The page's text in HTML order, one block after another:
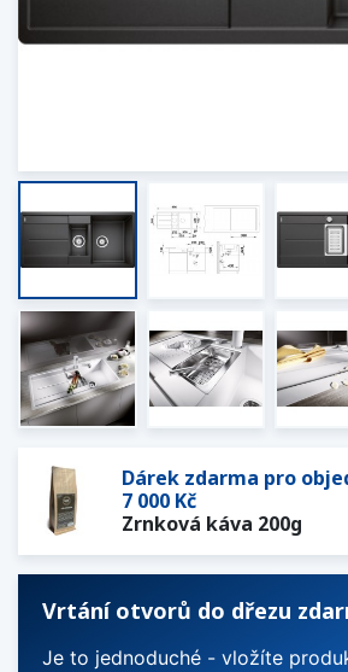
Dárek zdarma pro
7 000 Kč
Zrnková káva 200g
Vrtání otvorů do dřezu
Je to jednoduché - vložíte